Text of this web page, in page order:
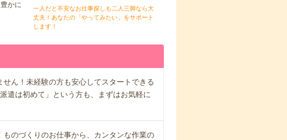
かに
一人だと不安なお仕事探しも二人三脚なら大
丈夫！あなたの「やってみたい」をサポート
します！
ん！未経験の方も安心してスタートできる
遣は初めて」という方も、まずはお気軽に
のづくりのお仕事から、カンタンな作業の